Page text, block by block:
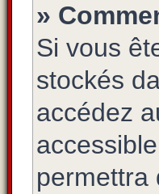
»
Si vous
stockés
accédez
permettra